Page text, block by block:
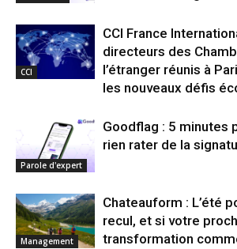
CCI
CCI France
directeurs des
l’étranger réunis à
les nouveaux défis
Parole d'expert
Goodflag : 5 minutes
rien rater de la
Management
Chateauform : L’été
recul, et si votre
transformation